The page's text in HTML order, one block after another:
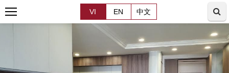
VI EN 中文